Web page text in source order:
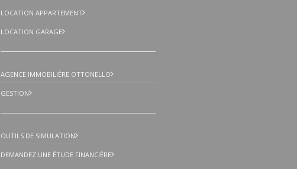
LOCATION APPARTEMENT
LOCATION GARAGE
AGENCE IMMOBILIÈRE OTTONELLO
GESTION
OUTILS DE SIMULATION
DEMANDEZ UNE ÉTUDE FINANCIÈRE